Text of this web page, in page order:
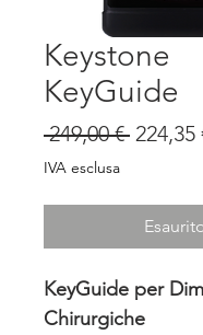
Keystone
KeyGuide
249,00 € Prezzo
224,35
IVA esclusa
KeyGuide per
Chirurgiche